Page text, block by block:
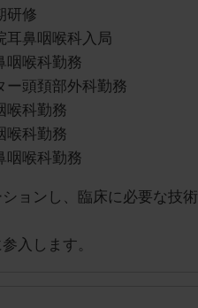
研修
鼻咽喉科入局
喉科勤務
頭頚部外科勤務
喉科勤務
科勤務
喉科勤務
ョンし、臨床に必要な技
入します。